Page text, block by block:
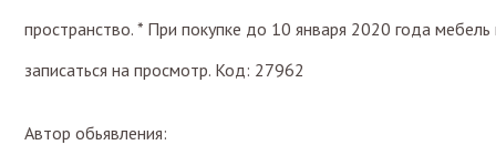
пространство. * При покупке до 10 января 2020 года
записаться на просмотр. Код: 27962
Автор обьявления: